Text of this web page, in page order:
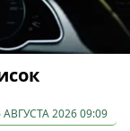
АВГУСТА 2026 09:09